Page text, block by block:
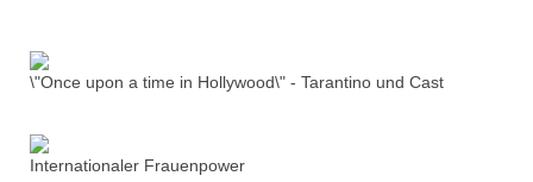
\"Once upon a time in Hollywood\" - Tarantino und Cast
Internationaler Frauenpower